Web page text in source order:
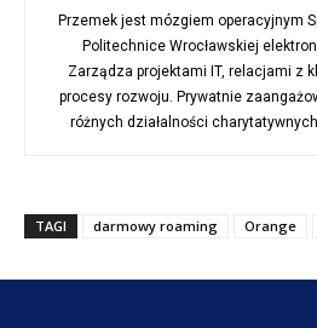
Przemek jest mózgiem operacyjnym
Politechnice Wrocławskiej
Zarządza projektami IT, relacjami z
procesy rozwoju. Prywatnie
różnych działalności
TAGI darmowy roaming Orange